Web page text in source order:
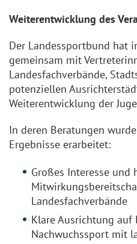
Weiterentwicklung des
Der Landessportbund hat
gemeinsam mit
Landesfachverbände,
potenziellen
Weiterentwicklung der
In deren Beratungen
Ergebnisse erarbeitet:
Großes Interesse und
Landesfachverbände
Klare Ausrichtung
Nachwuchssport mit